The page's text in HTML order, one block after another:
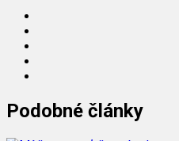
Podobné články